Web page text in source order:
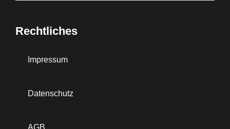
Rechtliches
Impressum
Datenschutz
AGB